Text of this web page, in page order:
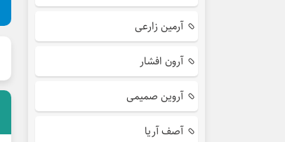
آرمین زارعی
آرون افشار
آروین صمیمی
آصف آریا